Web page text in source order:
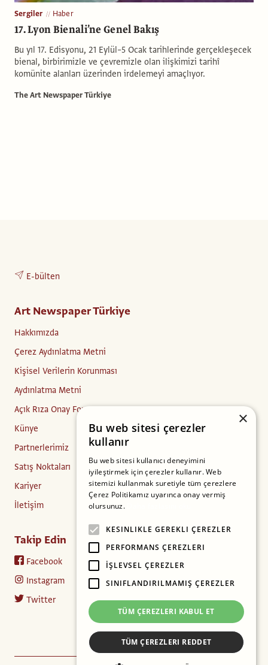
Sergiler Haber
17. Lyon Bienali’ne Genel Bakış
Bu yıl 17. Edisyonu, 21 Eylül–5 Ocak tarihlerinde gerçekleşecek
bienal, birbirimizle ve çevremizle olan ilişkimizi tarihî
komünite alanları üzerinden irdelemeyi amaçlıyor.
The Art Newspaper Türkiye
E-bülten
Art Newspaper Türkiye
Hakkımızda
Çerez Aydınlatma Metni
Kişisel Verilerin Korunması
Aydınlatma Metni
Açık Rıza Onay Formu
Künye
Partnerlerimiz
Satış Noktaları
Kariyer
İletişim
Takip Edin
Facebook
Instagram
Twitter
×
Bu web sitesi çerezler
kullanır
Bu web sitesi kullanıcı deneyimini
iyileştirmek için çerezler kullanır. Web
sitemizi kullanmak suretiyle tüm çerezlere
Çerez Politikamız uyarınca onay vermiş
olursunuz.
KESINLIKLE GEREKLI ÇEREZLER
PERFORMANS ÇEREZLERI
İŞLEVSEL ÇEREZLER
SINIFLANDIRILMAMIŞ ÇEREZLER
TÜM ÇEREZLERI KABUL ET
TÜM ÇEREZLERI REDDET